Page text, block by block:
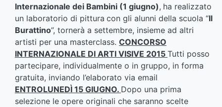
Internazionale dei Bambini (1 giugno), ha realizzato
un laboratorio di pittura con gli alunni della scuola “Il
Burattino”, tornerà a settembre, insieme ad altri
artisti per una masterclass. CONCORSO
INTERNAZIONALE DI ARTI VISIVE 2015 Tutti posso
partecipare, individualmente o in gruppo, in forma
gratuita, inviando l’elaborato via email
ENTROLUNEDÌ 15 GIUGNO. Dopo una prima
selezione le opere originali che saranno scelte